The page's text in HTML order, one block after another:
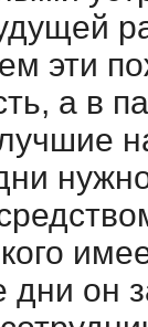
эти
а в
он